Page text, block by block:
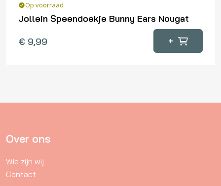
Op voorraad
Jollein Speendoekje Bunny Ears Nougat
€ 9,99 +
Over ons
Wie zijn wij
Contact